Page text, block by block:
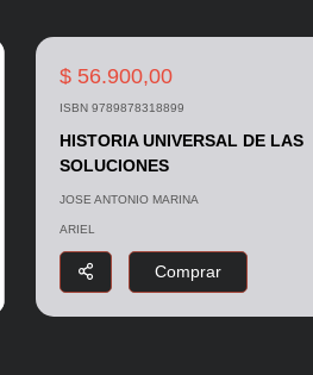
$ 56.900,00
ISBN 9789878318899
HISTORIA UNIVERSAL DE LAS
SOLUCIONES
JOSE ANTONIO MARINA
ARIEL
Comprar